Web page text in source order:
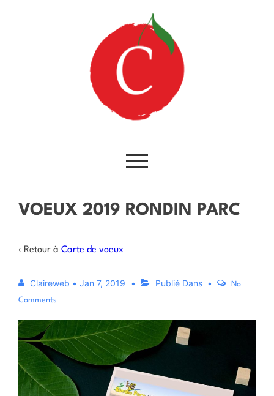
VOEUX 2019 RONDIN PARC
‹ Retour à Carte de voeux
Claireweb • Jan 7, 2019 Publié Dans
No
Comments